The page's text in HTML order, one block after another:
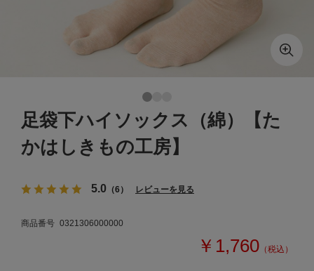
足袋下ハイソックス（綿）【た
かはしきもの工房】
5.0 （6） レビューを見る
商品番号 0321306000000
￥1,760 （税込）